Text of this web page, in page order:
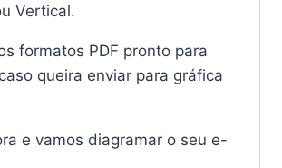
Vertical.
formatos PDF pronto para
queira enviar para gráfica
e vamos diagramar o seu e-